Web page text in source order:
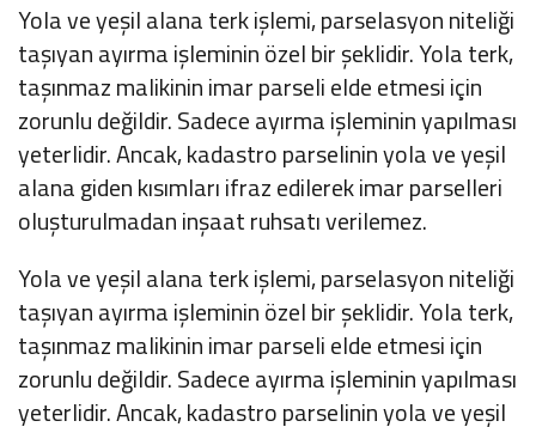
Yola ve yeşil alana terk işlemi, parselasyon niteliği
taşıyan ayırma işleminin özel bir şeklidir. Yola terk,
taşınmaz malikinin imar parseli elde etmesi için
zorunlu değildir. Sadece ayırma işleminin yapılması
yeterlidir. Ancak, kadastro parselinin yola ve yeşil
alana giden kısımları ifraz edilerek imar parselleri
oluşturulmadan inşaat ruhsatı verilemez.
Yola ve yeşil alana terk işlemi, parselasyon niteliği
taşıyan ayırma işleminin özel bir şeklidir. Yola terk,
taşınmaz malikinin imar parseli elde etmesi için
zorunlu değildir. Sadece ayırma işleminin yapılması
yeterlidir. Ancak, kadastro parselinin yola ve yeşil